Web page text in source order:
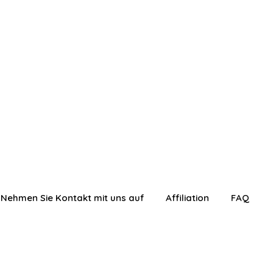
Nehmen Sie Kontakt mit uns auf Affiliation FAQ